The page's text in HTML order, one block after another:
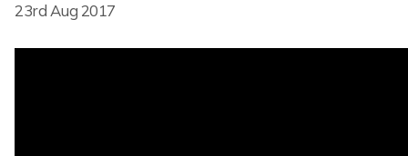
23rd Aug 2017